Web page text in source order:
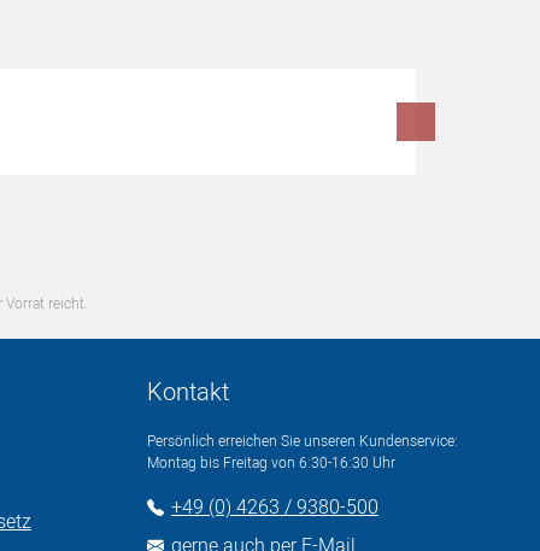
Vorrat reicht.
Kontakt
Persönlich erreichen Sie unseren Kundenservice:
Montag bis Freitag von 6:30-16:30 Uhr
+49 (0) 4263 / 9380-500